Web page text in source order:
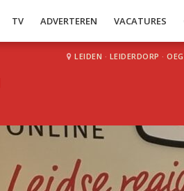
TV ADVERTEREN VACATURES
LEIDEN · LEIDERDORP ·